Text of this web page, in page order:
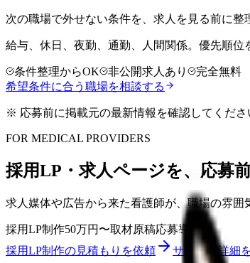
次の職場で外せない条件を、求人を見る前に整
給与、休日、夜勤、通勤、人間関係。優先順位
条件整理からOK 非公開求人あり
完全無料
希望条件に合う職場を相談する
※ 応募前に掲載元の最新情報を確認してくださ
FOR MEDICAL PROVIDERS
採用LP・求人ページを、応募
求人媒体や広告から来た看護師が、職場の雰囲
採用LP制作50万円〜取材原稿応募導線
採用LP制作の見積もりを依頼
サービス詳細